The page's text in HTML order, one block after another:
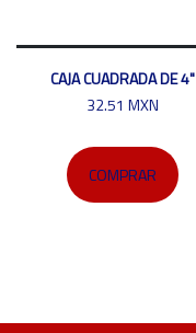
CAJA CUADRADA DE 4"
32.51 MXN
COMPRAR